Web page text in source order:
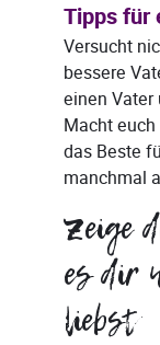
Tipps für
Versucht
bessere
einen Vater
Macht
das Beste
manchmal
Zeige
es dir
liebst